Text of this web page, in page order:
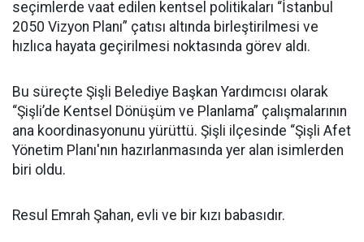
seçimlerde vaat edilen kentsel politikaları “İstanbul
2050 Vizyon Planı” çatısı altında birleştirilmesi ve
hızlıca hayata geçirilmesi noktasında görev aldı.
Bu süreçte Şişli Belediye Başkan Yardımcısı olarak
“Şişli’de Kentsel Dönüşüm ve Planlama” çalışmalarının
ana koordinasyonunu yürüttü. Şişli ilçesinde “Şişli Afet
Yönetim Planı'nın hazırlanmasında yer alan isimlerden
biri oldu.
Resul Emrah Şahan, evli ve bir kızı babasıdır.